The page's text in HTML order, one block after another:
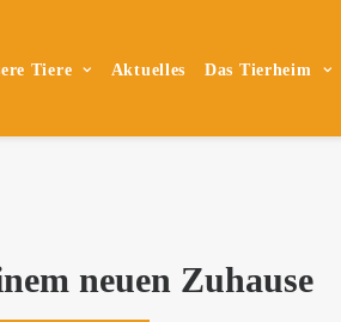
Tiere Aktuelles Das Tierheim
neuen Zuhause